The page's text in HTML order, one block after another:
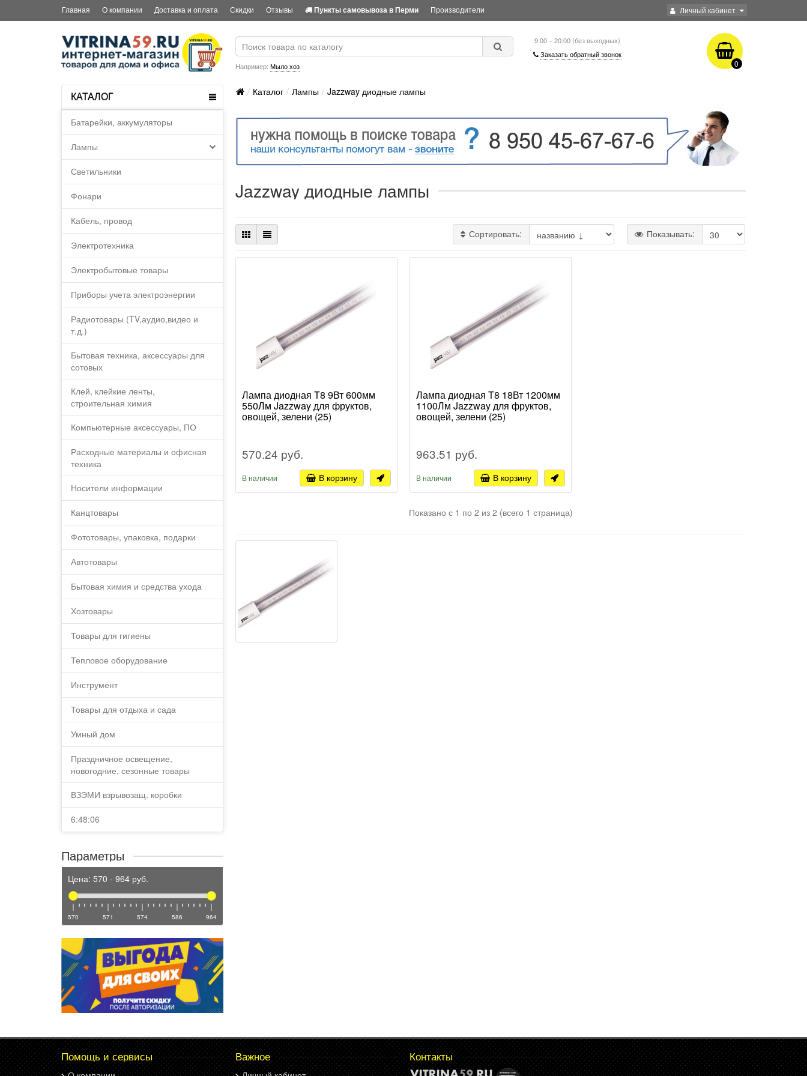
Личный кабинет
Главная О компании Доставка и оплата Скидки Отзывы Пункты самовывоза в Перми Производители
Например: Мыло хоз
9:00 – 20:00 (без выходных)
Заказать обратный звонок
0
КАТАЛОГ
Батарейки, аккумуляторы
Лампы
Светильники
Фонари
Кабель, провод
Электротехника
Электробытовые товары
Приборы учета электроэнергии
Радиотовары (TV,аудио,видео и
т.д.)
Бытовая техника, аксессуары для
сотовых
Клей, клейкие ленты,
строительная химия
Компьютерные аксессуары, ПО
Расходные материалы и офисная
техника
Носители информации
Канцтовары
Фототовары, упаковка, подарки
Автотовары
Бытовая химия и средства ухода
Хозтовары
Товары для гигиены
Тепловое оборудование
Инструмент
Товары для отдыха и сада
Умный дом
Праздничное освещение,
новогодние, сезонные товары
ВЗЭМИ взрывозащ. коробки
6:48:06
Каталог Лампы Jazzway диодные лампы
Параметры
Цена: 570 - 964 руб.
570 571 574 586 964
Jazzway диодные лампы
Сортировать: Показывать:
Лампа диодная T8 9Вт 600мм
550Лм Jazzway для фруктов,
овощей, зелени (25)
570.24 руб.
В наличии В корзину
Лампа диодная T8 18Вт 1200мм
1100Лм Jazzway для фруктов,
овощей, зелени (25)
963.51 руб.
В наличии В корзину
Показано с 1 по 2 из 2 (всего 1 страница)
Помощь и сервисы Важное Контакты